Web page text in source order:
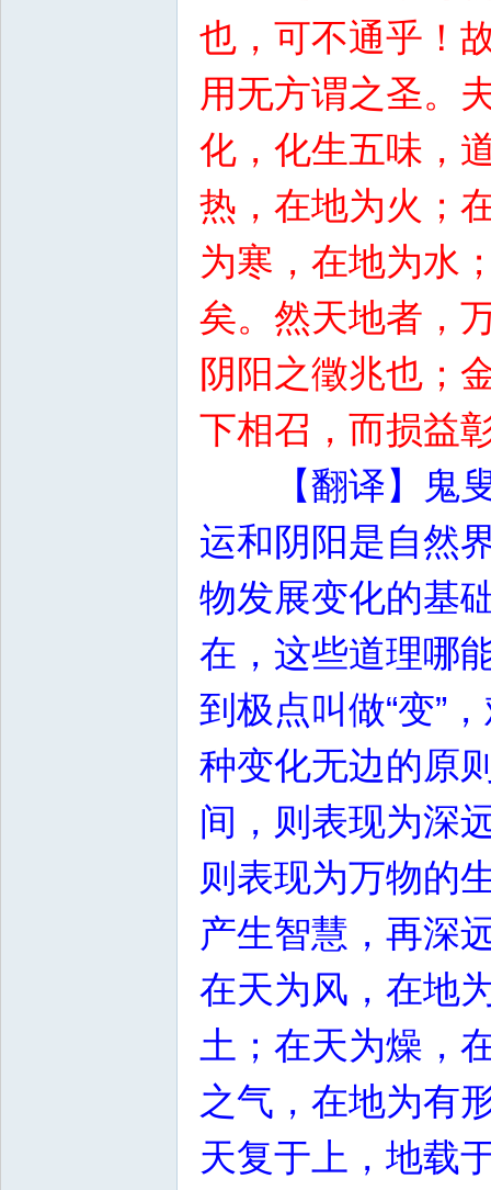
也，可不通乎！
用无方谓之圣。
化，化生五味，
热，在地为火；
为寒，在地为水
矣。然天地者，
阴阳之徵兆也；
下相召，而损益
【翻译】鬼
运和阴阳是自然
物发展变化的基
在，这些道理哪
到极点叫做“变”
种变化无边的原
间，则表现为深
则表现为万物的
产生智慧，再深
在天为风，在地
土；在天为燥，
之气，在地为有
天复于上，地载